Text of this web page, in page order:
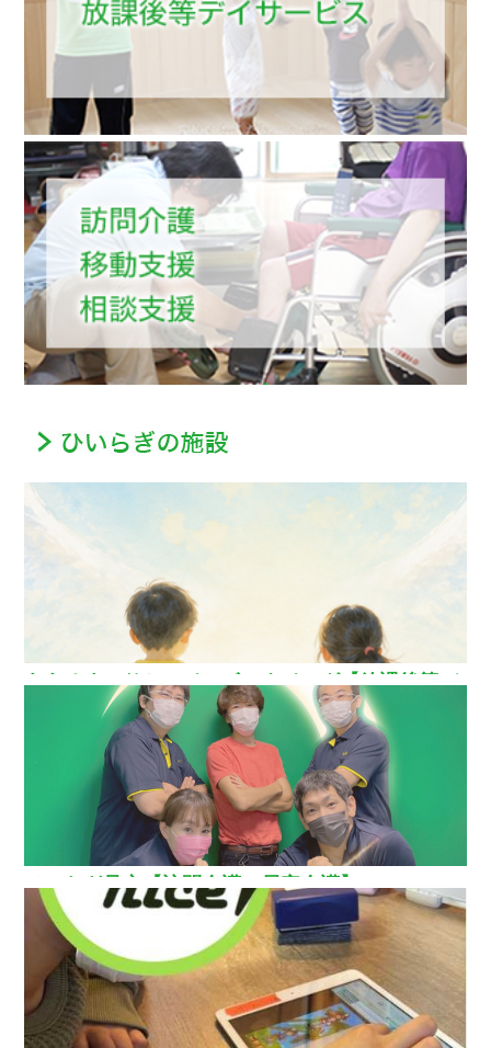
ああるまつりかレインボーウイング【放課後等デ
イサービス】
ひいらぎ足立【訪問介護・居宅介護】